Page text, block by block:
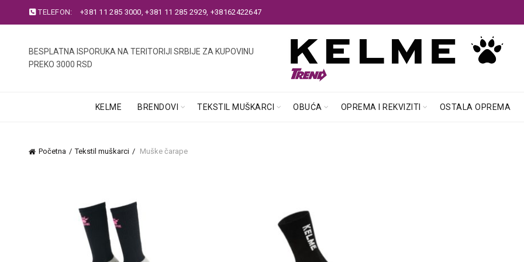
TELEFON: +381 11 285 3000,+381 11 285 2929, +38162422647
BESPLATNA ISPORUKA NA TERITORIJI SRBIJE ZA KUPOVINU
PREKO 3000 RSD
KELME BRENDOVI TEKSTIL MUŠKARCI OBUĆA OPREMA I REKVIZITI OSTALA OPREMA
Početna Tekstil muškarci Muške čarape